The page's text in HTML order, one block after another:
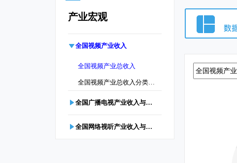
产业宏观
全国视频产业收入
全国视频产业总收入
全国视频产业总收入分类构成
全国广播电视产业收入与规模
全国网络视听产业收入与规模